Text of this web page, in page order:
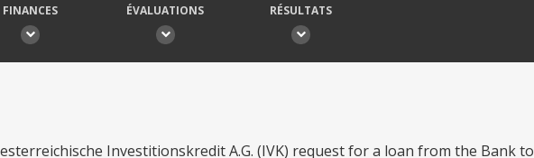
FINANCES ÉVALUATIONS RÉSULTATS
Investitionskredit A.G. (IVK) request for a loan from the Bank to